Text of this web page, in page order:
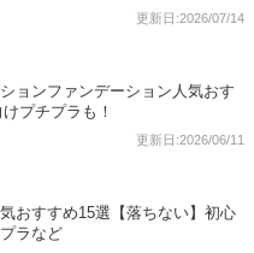
更新日:2026/07/14
ョンファンデーション人気おす
プチプラも！
更新日:2026/06/11
おすすめ15選【落ちない】初心
ラなど